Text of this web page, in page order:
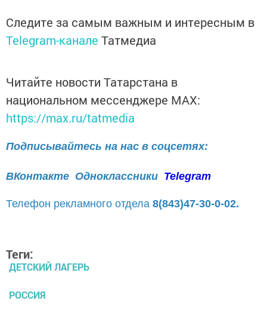
Следите за самым важным и интересным в
Telegram-канале Татмедиа
Читайте новости Татарстана в
национальном мессенджере MАХ:
https://max.ru/tatmedia
Подписывайтесь на нас в соцсетях:
ВКонтакте Одноклассники Telegram
Телефон рекламного отдела 8(843)47-30-0-02.
Теги:
ДЕТСКИЙ ЛАГЕРЬ
РОССИЯ